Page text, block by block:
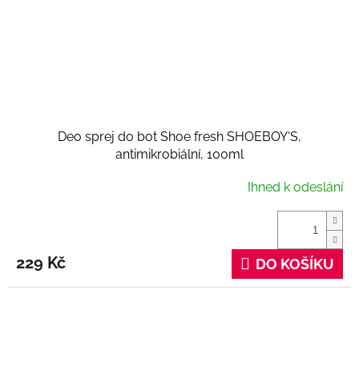
Deo sprej do bot Shoe fresh SHOEBOY'S,
antimikrobiální, 100ml
Ihned k odeslání
229 Kč DO KOŠÍKU